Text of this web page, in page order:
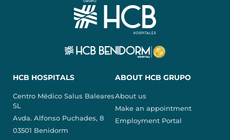
HCB HOSPITALS
Centro Médico Salus Baleares
SL
Avda. Alfonso Puchades, 8
03501 Benidorm
ABOUT HCB GRUPO
About us
Make an appointment
Employment Portal